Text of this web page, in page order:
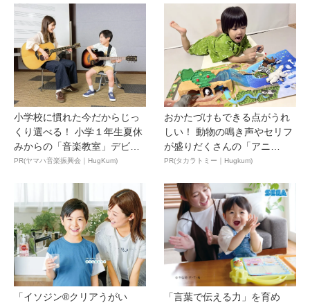
小学校に慣れた今だからじっ
くり選べる！ 小学１年生夏休
みからの「音楽教室」デビ
ュ...
PR(ヤマハ音楽振興会｜HugKum)
おかたづけもできる点がうれ
しい！ 動物の鳴き声やセリフ
が盛りだくさんの「アニ
ア ...
PR(タカラトミー｜Hugkum)
「イソジン®クリアうがい
「言葉で伝える力」を育め